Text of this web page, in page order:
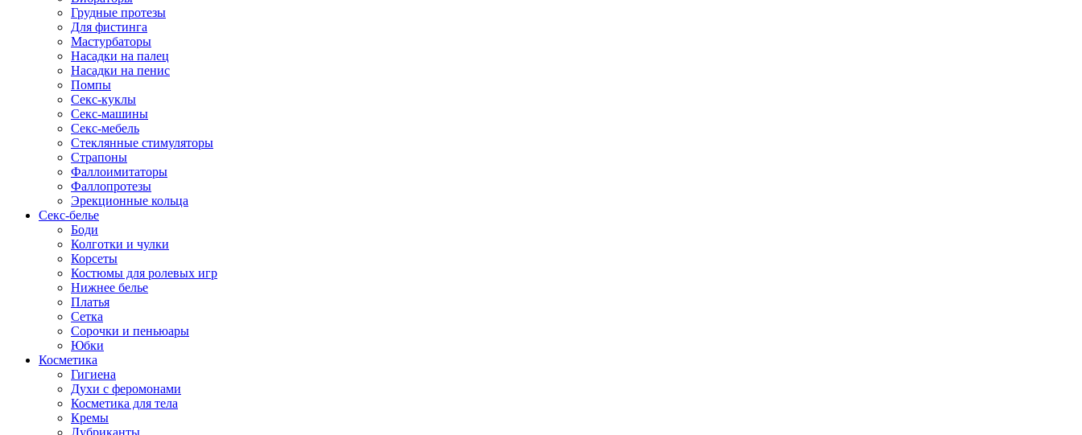
Грудные протезы
Для фистинга
Мастурбаторы
Насадки на палец
Насадки на пенис
Помпы
Секс-куклы
Секс-машины
Секс-мебель
Стеклянные стимуляторы
Страпоны
Фаллоимитаторы
Фаллопротезы
Эрекционные кольца
Секс-белье
Боди
Колготки и чулки
Корсеты
Костюмы для ролевых игр
Нижнее белье
Платья
Сетка
Сорочки и пеньюары
Юбки
Косметика
Гигиена
Духи с феромонами
Косметика для тела
Кремы
Лубриканты